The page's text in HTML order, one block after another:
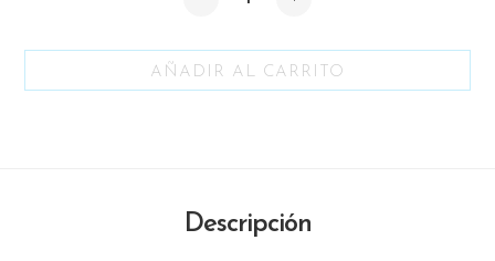
AÑADIR AL CARRITO
Descripción